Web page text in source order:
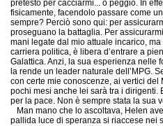
pretesto per cacciarmi... o peggio. In
fisicamente, facendolo passare come
sempre? Perciò sono qui: per
proseguano la battaglia. Per
mani legate dal mio attuale incarico,
carriera politica, è libera d’entrare a
Galattica. Anzi, la sua esperienza nelle
la rende un leader naturale dell’MPG.
con certe mie conoscenze, ai vertici
pochi mesi anche lei sarà tra i dirigenti.
per la pace. Non è sempre stata la sua
Man mano che lo ascoltava, Helen
pallida luce di speranza si riaccese nei